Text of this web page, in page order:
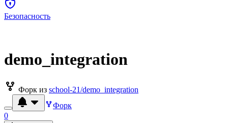
Безопасность
demo_integration
Форк из school-21/demo_integration
Форк
0